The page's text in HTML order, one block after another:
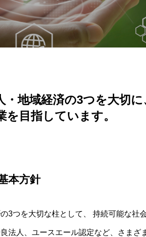
地域経済の3つを大切に
目指しています。
本方針
の3つを大切な柱として、 持続可能な社
法人、ユースエール認定など、さま